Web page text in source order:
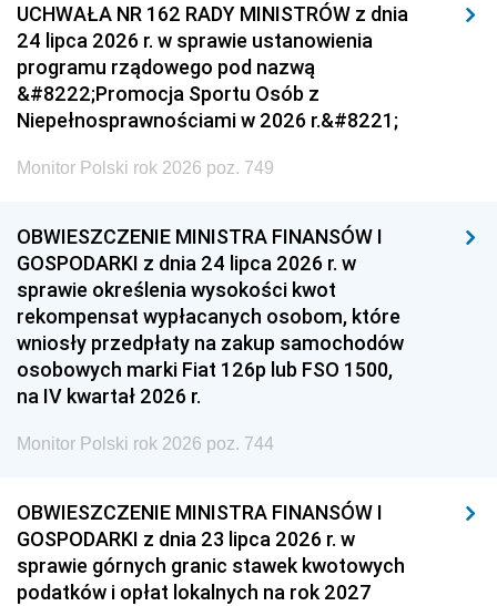
UCHWAŁA NR 162 RADY MINISTRÓW z dnia
24 lipca 2026 r. w sprawie ustanowienia
programu rządowego pod nazwą
&#8222;Promocja Sportu Osób z
Niepełnosprawnościami w 2026 r.&#8221;
Monitor Polski rok 2026 poz. 749
OBWIESZCZENIE MINISTRA FINANSÓW I
GOSPODARKI z dnia 24 lipca 2026 r. w
sprawie określenia wysokości kwot
rekompensat wypłacanych osobom, które
wniosły przedpłaty na zakup samochodów
osobowych marki Fiat 126p lub FSO 1500,
na IV kwartał 2026 r.
Monitor Polski rok 2026 poz. 744
OBWIESZCZENIE MINISTRA FINANSÓW I
GOSPODARKI z dnia 23 lipca 2026 r. w
sprawie górnych granic stawek kwotowych
podatków i opłat lokalnych na rok 2027